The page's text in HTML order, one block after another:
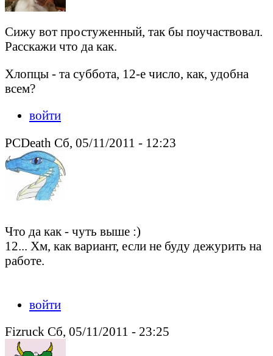
Сижу вот простуженный, так бы поучаствовал.
Расскажи что да как.
Хлопцы - та суббота, 12-е число, как, удобна
всем?
войти
PCDeath Сб, 05/11/2011 - 12:23
Что да как - чуть выше :)
12... Хм, как вариант, если не буду дежурить на
работе.
войти
Fizruck Сб, 05/11/2011 - 23:25